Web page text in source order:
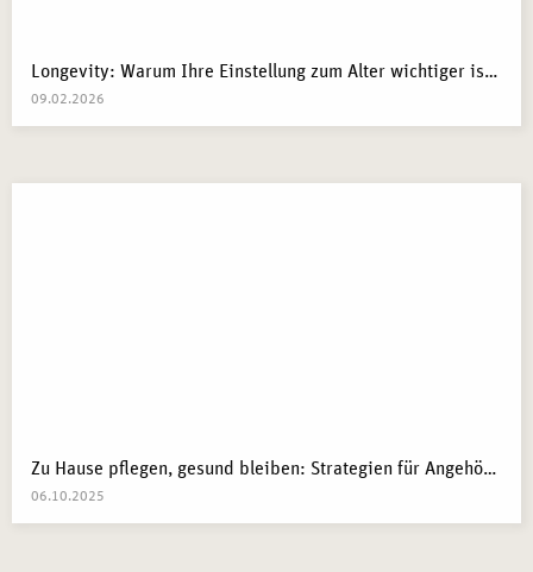
Longevity: Warum Ihre Einstellung zum Alter wichtiger ist als Ihre Gene
09.02.2026
Zu Hause pflegen, gesund bleiben: Strategien für Angehörige
06.10.2025